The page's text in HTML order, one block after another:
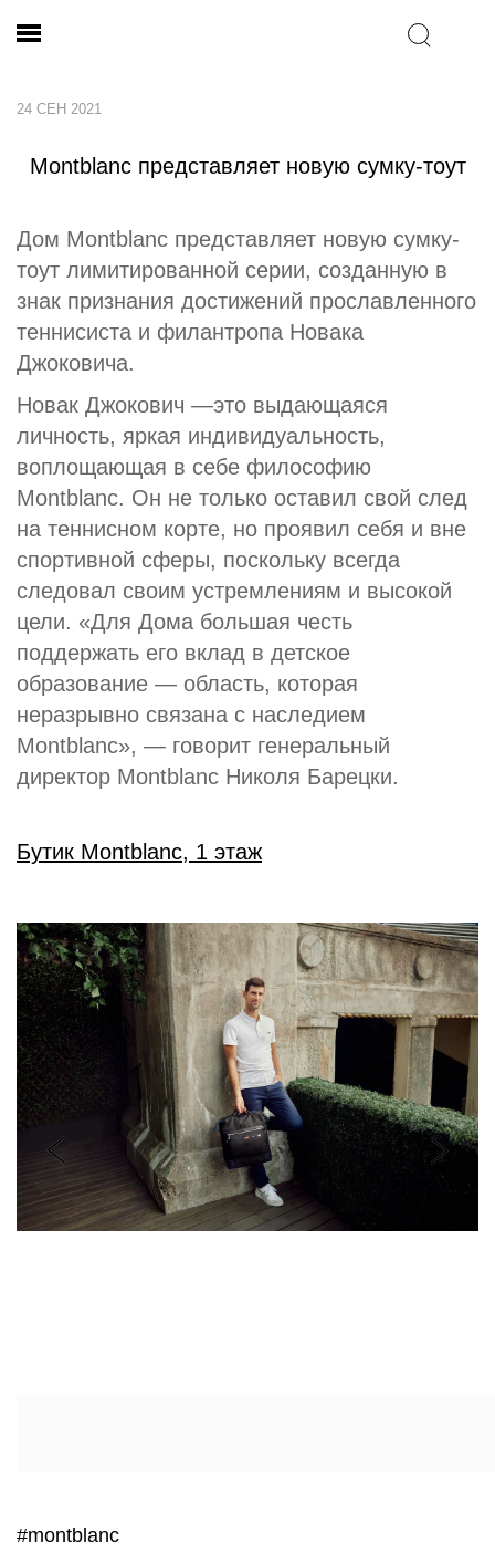
24 СЕН 2021
Montblanc представляет новую сумку-тоут
Дом Montblanc представляет новую сумку-
тоут лимитированной серии, созданную в
знак признания достижений прославленного
теннисиста и филантропа Новака
Джоковича.
Новак Джокович —это выдающаяся
личность, яркая индивидуальность,
воплощающая в себе философию
Montblanc. Он не только оставил свой след
на теннисном корте, но проявил себя и вне
спортивной сферы, поскольку всегда
следовал своим устремлениям и высокой
цели. «Для Дома большая честь
поддержать его вклад в детское
образование — область, которая
неразрывно связана с наследием
Montblanc», — говорит генеральный
директор Montblanc Николя Барецки.
Бутик Montblanc, 1 этаж
#montblanc